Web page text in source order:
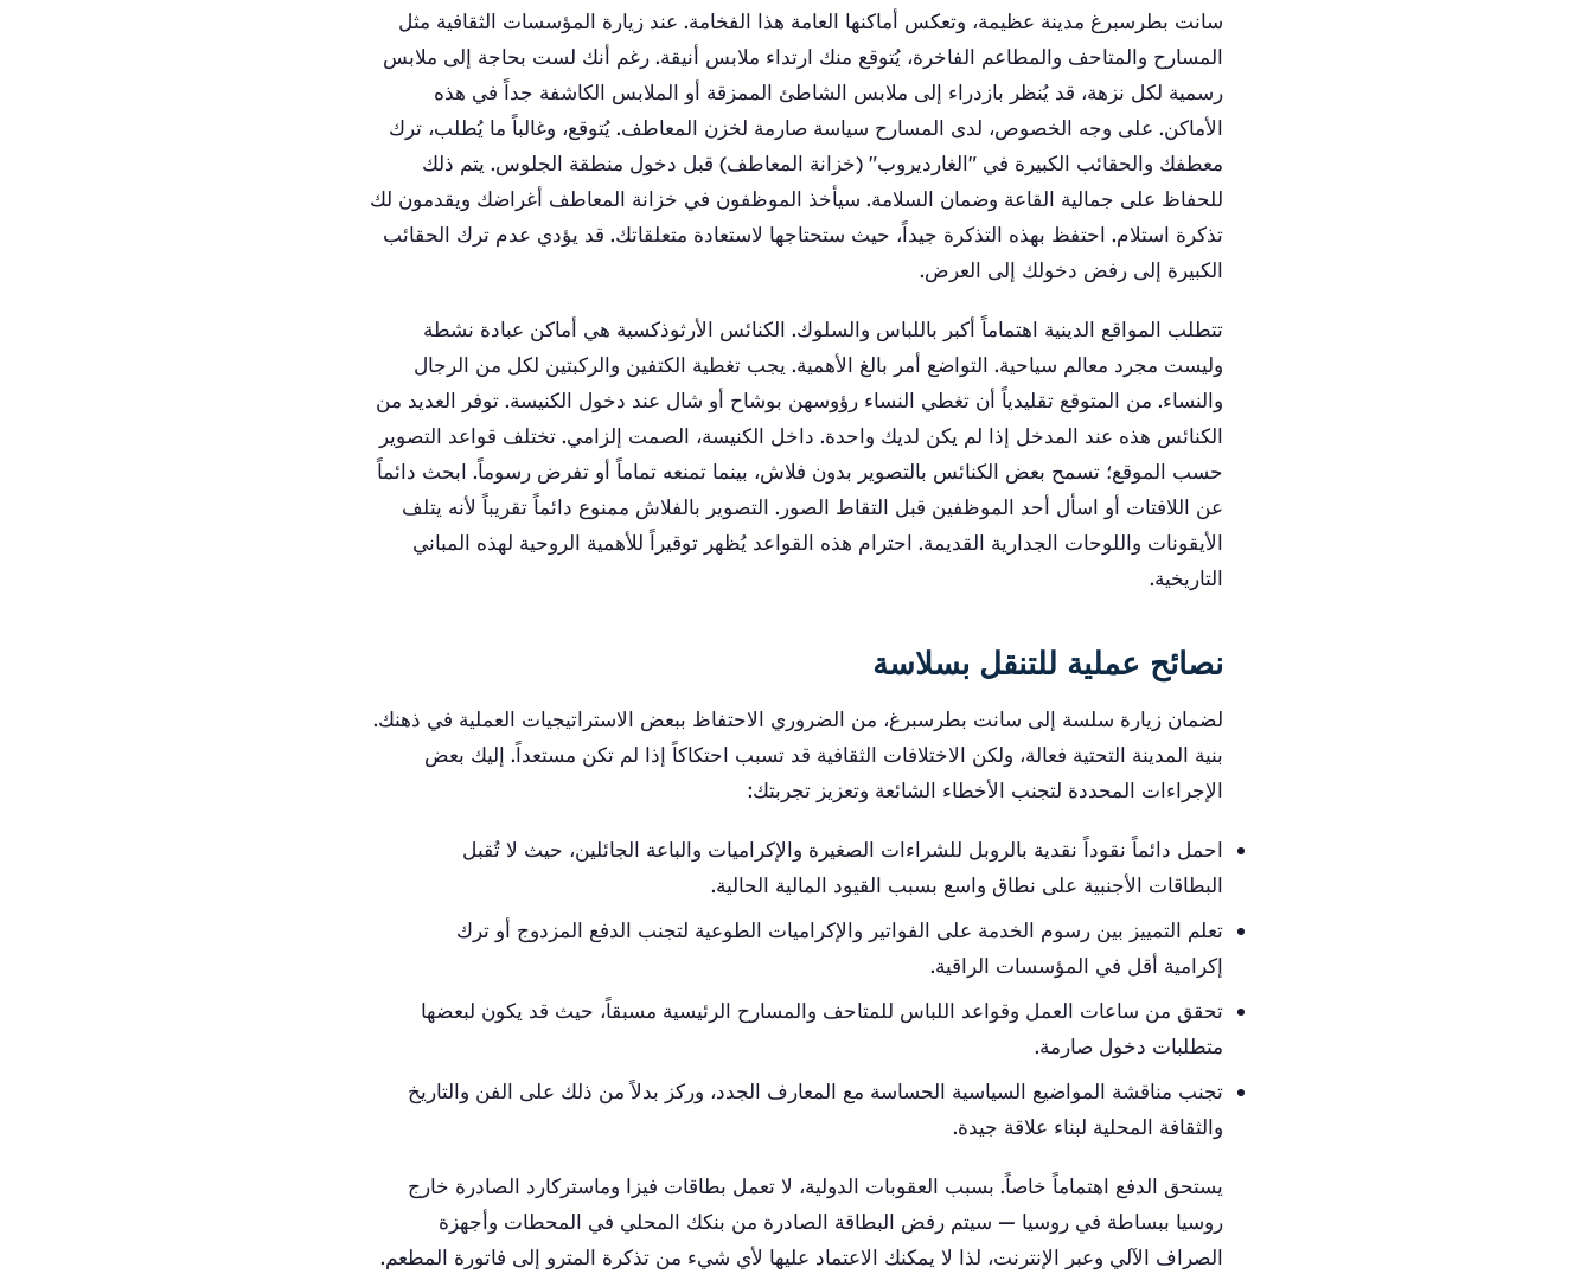
سانت بطرسبرغ مدينة عظيمة، وتعكس أماكنها العامة هذا الفخامة. عند زيارة المؤسسات الثقافية مثل
المسارح والمتاحف والمطاعم الفاخرة، يُتوقع منك ارتداء ملابس أنيقة. رغم أنك لست بحاجة إلى ملابس
رسمية لكل نزهة، قد يُنظر بازدراء إلى ملابس الشاطئ الممزقة أو الملابس الكاشفة جداً في هذه
الأماكن. على وجه الخصوص، لدى المسارح سياسة صارمة لخزن المعاطف. يُتوقع، وغالباً ما يُطلب، ترك
معطفك والحقائب الكبيرة في "الغارديروب" (خزانة المعاطف) قبل دخول منطقة الجلوس. يتم ذلك
للحفاظ على جمالية القاعة وضمان السلامة. سيأخذ الموظفون في خزانة المعاطف أغراضك ويقدمون لك
تذكرة استلام. احتفظ بهذه التذكرة جيداً، حيث ستحتاجها لاستعادة متعلقاتك. قد يؤدي عدم ترك الحقائب
الكبيرة إلى رفض دخولك إلى العرض.
تتطلب المواقع الدينية اهتماماً أكبر باللباس والسلوك. الكنائس الأرثوذكسية هي أماكن عبادة نشطة
وليست مجرد معالم سياحية. التواضع أمر بالغ الأهمية. يجب تغطية الكتفين والركبتين لكل من الرجال
والنساء. من المتوقع تقليدياً أن تغطي النساء رؤوسهن بوشاح أو شال عند دخول الكنيسة. توفر العديد من
الكنائس هذه عند المدخل إذا لم يكن لديك واحدة. داخل الكنيسة، الصمت إلزامي. تختلف قواعد التصوير
حسب الموقع؛ تسمح بعض الكنائس بالتصوير بدون فلاش، بينما تمنعه تماماً أو تفرض رسوماً. ابحث دائماً
عن اللافتات أو اسأل أحد الموظفين قبل التقاط الصور. التصوير بالفلاش ممنوع دائماً تقريباً لأنه يتلف
الأيقونات واللوحات الجدارية القديمة. احترام هذه القواعد يُظهر توقيراً للأهمية الروحية لهذه المباني
التاريخية.
نصائح عملية للتنقل بسلاسة
لضمان زيارة سلسة إلى سانت بطرسبرغ، من الضروري الاحتفاظ ببعض الاستراتيجيات العملية في ذهنك.
بنية المدينة التحتية فعالة، ولكن الاختلافات الثقافية قد تسبب احتكاكاً إذا لم تكن مستعداً. إليك بعض
الإجراءات المحددة لتجنب الأخطاء الشائعة وتعزيز تجربتك:
احمل دائماً نقوداً نقدية بالروبل للشراءات الصغيرة والإكراميات والباعة الجائلين، حيث لا تُقبل
البطاقات الأجنبية على نطاق واسع بسبب القيود المالية الحالية.
تعلم التمييز بين رسوم الخدمة على الفواتير والإكراميات الطوعية لتجنب الدفع المزدوج أو ترك
إكرامية أقل في المؤسسات الراقية.
تحقق من ساعات العمل وقواعد اللباس للمتاحف والمسارح الرئيسية مسبقاً، حيث قد يكون لبعضها
متطلبات دخول صارمة.
تجنب مناقشة المواضيع السياسية الحساسة مع المعارف الجدد، وركز بدلاً من ذلك على الفن والتاريخ
والثقافة المحلية لبناء علاقة جيدة.
يستحق الدفع اهتماماً خاصاً. بسبب العقوبات الدولية، لا تعمل بطاقات فيزا وماستركارد الصادرة خارج
روسيا ببساطة في روسيا — سيتم رفض البطاقة الصادرة من بنكك المحلي في المحطات وأجهزة
الصراف الآلي وعبر الإنترنت، لذا لا يمكنك الاعتماد عليها لأي شيء من تذكرة المترو إلى فاتورة المطعم.